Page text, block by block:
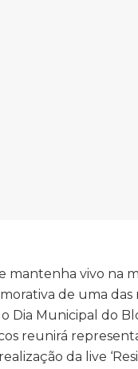
mantenha vivo na
de uma
Dia Municipal do
reunirá
da live